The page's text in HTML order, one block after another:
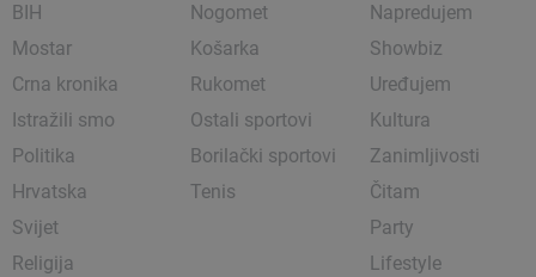
BIH
Mostar
Crna kronika
Istražili smo
Politika
Hrvatska
Svijet
Religija
Nogomet
Košarka
Rukomet
Ostali sportovi
Borilački sportovi
Tenis
Napredujem
Showbiz
Uređujem
Kultura
Zanimljivosti
Čitam
Party
Lifestyle